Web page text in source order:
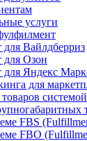
услуги
Вайлдберриз
Озон
Яндекс
для
FBS
FBO